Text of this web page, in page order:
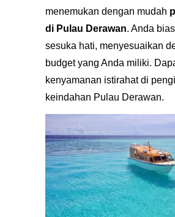
menemukan dengan mudah
di Pulau Derawan. Anda
sesuka hati, menyesuaikan
budget yang Anda miliki.
kenyamanan istirahat di
keindahan Pulau Derawan.